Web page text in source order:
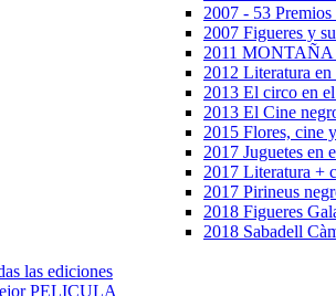
2007 - 53 Premios
2007 Figueres y
2011 MONTAÑA
2012 Literatura en
2013 El circo en
2013 El Cine
2015 Flores, cine
2017 Juguetes en
2017 Literatura +
2017 Pirineus
2018 Figueres
2018 Sabadell
las ediciones
PELICULA